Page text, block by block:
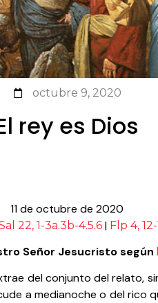
octubre 9, 2020
rey es Dios
11 de octubre de 2020
22, 1-3a.3b-4.5.6 | Flp 4,
Señor Jesucristo según
del conjunto del relato,
a medianoche o del